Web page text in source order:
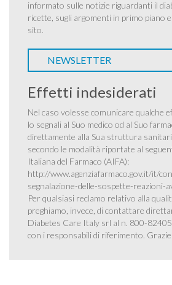
informato sulle notizie riguardanti il
ricette, sugli argomenti in primo piano
sito.
NEWSLETTER
Effetti indesiderati
Nel caso volesse comunicare qualche
lo segnali al Suo medico od al Suo
direttamente alla Sua struttura
secondo le modalità riportate al
Italiana del Farmaco (AIFA):
http://www.agenziafarmaco.gov.it/it/
segnalazione-delle-sospette-reazioni-
Per qualsiasi reclamo relativo alla
preghiamo, invece, di contattare
Diabetes Care Italy srl al n. 800-
con i responsabili di riferimento. Grazie